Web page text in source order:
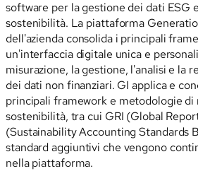
software per la gestione dei dati ESG
sostenibilità. La piattaforma
dell'azienda consolida i principali
un'interfaccia digitale unica e
misurazione, la gestione, l'analisi e la
dei dati non finanziari. GI applica e
principali framework e metodologie di
sostenibilità, tra cui GRI (Global
(Sustainability Accounting Standards
standard aggiuntivi che vengono
nella piattaforma.